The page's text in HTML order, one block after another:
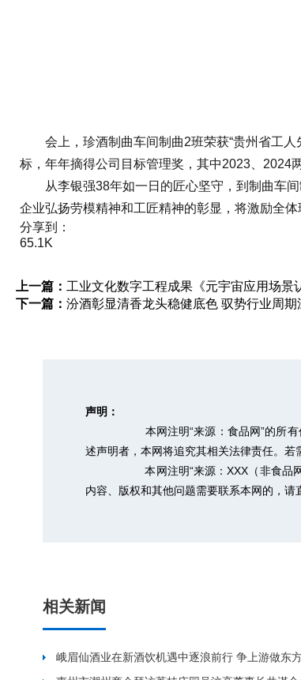
会上，珍酒制曲车间制曲2班荣获“贵州省工人
标，年年摘得公司目标管理奖，其中2023、2024
从李银强38年如一日的匠心坚守，到制曲车间
企业弘扬劳模精神和工匠精神的彰显，将激励全
分享到：
65.1K
上一篇： 工业文化数字工程成果《元宇宙应用场景
下一篇： 汾酒彰显清香龙头稳健底色 驭势行业周期
声明：
本网注明“来源：食品网”的所
述声明者，本网将追究其相关法律责任。若
本网注明“来源：XXX（非食品
内容、版权和其他问题需要联系本网的，请
相关新闻
峨眉仙酒业在新酒饮机遇中逐浪前行 争上游做东